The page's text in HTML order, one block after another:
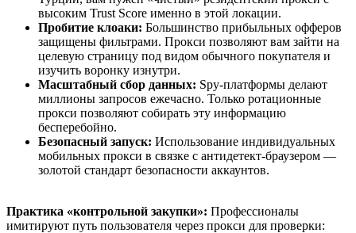
высоким Trust Score именно в этой локации.
Пробитие клоаки: Большинство прибыльных офферов
защищены фильтрами. Прокси позволяют вам зайти на
целевую страницу под видом обычного покупателя и
изучить воронку изнутри.
Масштабный сбор данных: Spy-платформы делают
миллионы запросов ежечасно. Только ротационные
прокси позволяют собирать эту информацию
бесперебойно.
Безопасный запуск: Использование индивидуальных
мобильных прокси в связке с антидетект-браузером —
золотой стандарт безопасности аккаунтов.
Практика «контрольной закупки»: Профессионалы
имитируют путь пользователя через прокси для проверки: